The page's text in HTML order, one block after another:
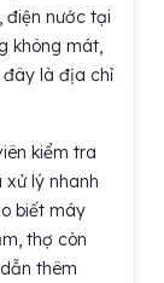
điện nước tại
không mát,
đây là địa chỉ
kiểm tra
xử lý nhanh
biết máy
thợ còn
thêm